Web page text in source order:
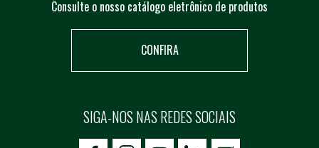
Consulte o nosso catálogo eletrônico de produtos
CONFIRA
SIGA-NOS NAS REDES SOCIAIS